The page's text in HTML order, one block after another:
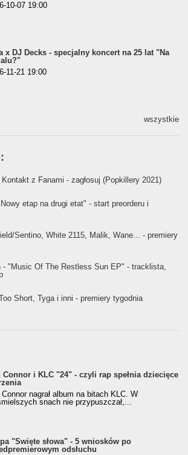
10-07 19:00
x DJ Decks - specjalny koncert na 25 lat "Na
11-21 19:00
wszystkie
z Fanami - zagłosuj (Popkillery 2021)
etap na drugi etat" - start preorderu i
Sentino, White 2115, Malik, Wane... - premiery
- "Music Of The Restless Sun EP" - tracklista,
Short, Tyga i inni - premiery tygodnia
Connor i KLC "24" - czyli rap spełnia dziecięce
nagrał album na bitach KLC. W
snach nie przypuszczał,...
"Święte słowa" - 5 wniosków po
odsłuchu